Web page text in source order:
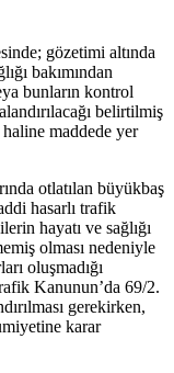
gözetimi altında
bakımından
bunların kontrol
belirtilmiş
haline maddede yer
otlatılan büyükbaş
hasarlı trafik
hayatı ve sağlığı
olması nedeniyle
oluşmadığı
Kanunun’da 69/2.
gerekirken,
karar